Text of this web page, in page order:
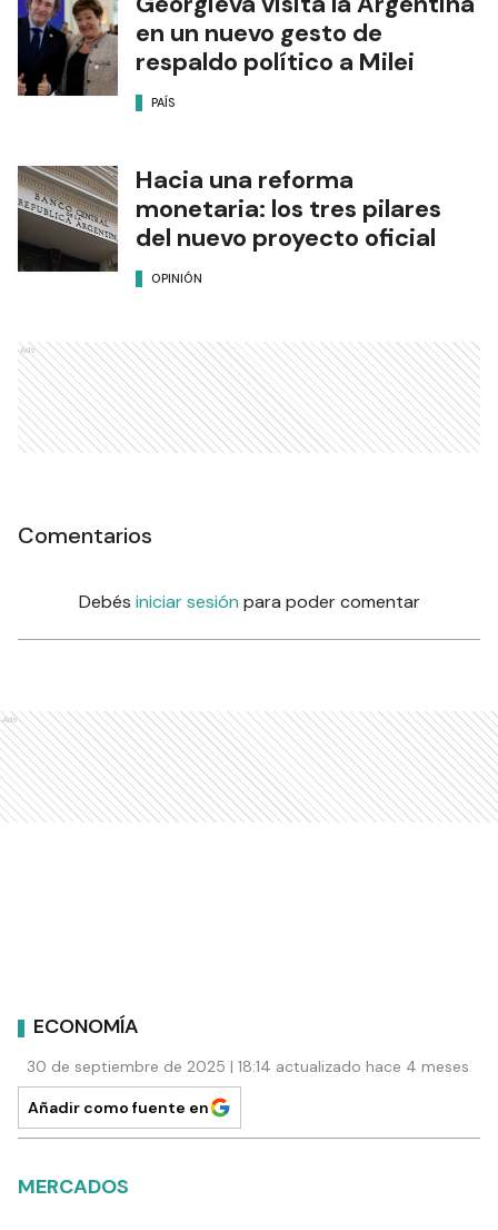
en un nuevo gesto de
respaldo político a Milei
PAÍS
Hacia una reforma
monetaria: los tres pilares
del nuevo proyecto oficial
OPINIÓN
Ads
Comentarios
Debés iniciar sesión para poder comentar
Ads
ECONOMÍA
30 de septiembre de 2025 | 18:14 actualizado hace 4 meses
Añadir como fuente en
MERCADOS